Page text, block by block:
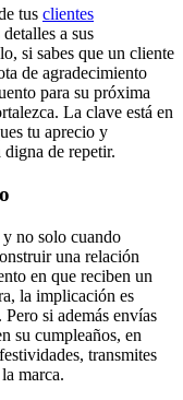
tus clientes
a sus
si sabes que un cliente
de agradecimiento
para su próxima
La clave está en
tu aprecio y
de repetir.
no solo cuando
una relación
en que reciben un
la implicación es
si además envías
su cumpleaños, en
transmites
marca.